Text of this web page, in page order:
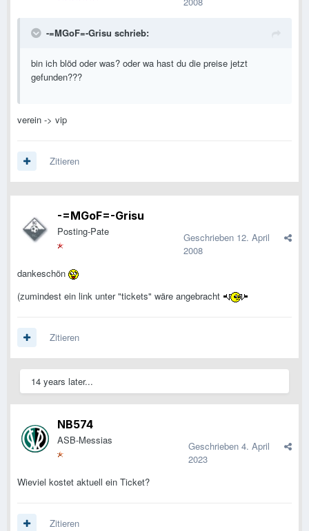
-=MGoF=-Grisu schrieb:
bin ich blöd oder was? oder wa hast du die preise jetzt
gefunden???
verein -> vip
Zitieren
-=MGoF=-Grisu
Posting-Pate Geschrieben 12. April
2008
dankeschön
(zumindest ein link unter "tickets" wäre angebracht
Zitieren
14 years later...
NB574
ASB-Messias Geschrieben 4. April
2023
Wieviel kostet aktuell ein Ticket?
Zitieren